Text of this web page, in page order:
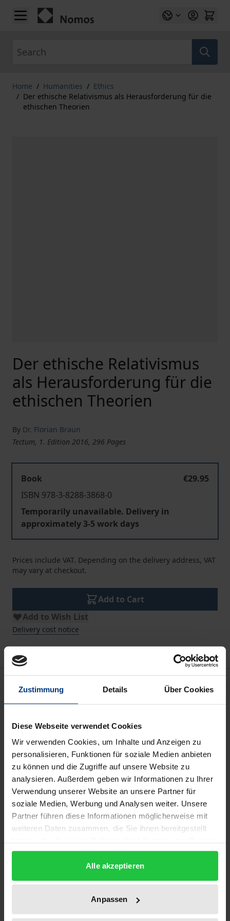
Zustimmung Details Über Cookies
Diese Webseite verwendet Cookies
Wir verwenden Cookies, um Inhalte und Anzeigen zu
personalisieren, Funktionen für soziale Medien anbieten
zu können und die Zugriffe auf unsere Website zu
analysieren. Außerdem geben wir Informationen zu Ihrer
Verwendung unserer Website an unsere Partner für
soziale Medien, Werbung und Analysen weiter. Unsere
Partner führen diese Informationen möglicherweise mit
weiteren Daten zusammen, die Sie ihnen bereitgestellt
gesammelt haben.
Alle akzeptieren
Anpassen
Skip to Content
Home / Humanities / Ethics
/ Der ethische Relativismus als Herausforderung für die
ethischen Theorien
Der ethische Relativismus
als Herausforderung für die
ethischen Theorien
By Dr. Florian Braun
Tectum, 1. Edition 2016, 296 Pages
Book
€29.95
ISBN 978-3-8288-3868-0
Temporarily unavailable. Delivery in
approximately 3-5 work days
Prices include VAT. Depending on the delivery address, VAT
may vary at checkout.
Add to Cart
Add to Wish List
Delivery cost notice
tritt dann zutage, wenn hinsichtlich der auf eine
bestimmte moralische Fragestellung
hervorgebrachten und voneinander abweichenden
Antworten keine Einigung erzielt werden kann.
Gelingt es nicht, eine dieser Ansichten auf
fehlerhafte Annahmen zurückzuführen, wäre es
schlicht vermessen, diese als „falsch“ zu bewerten.
Vielmehr scheint es vernünftig, anzunehmen, dass
können und dass der Lösung moralischer Probleme
durchaus verschiedene Wege offenstehen. Zwei
Hauptanliegen werden in diesem Buch verfolgt. Zum
einen soll gezeigt werden, dass eine konsistente